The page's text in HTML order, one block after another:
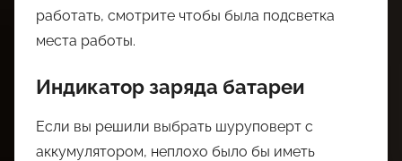
работать, смотрите чтобы была подсветка
места работы.
Индикатор заряда батареи
Если вы решили выбрать шуруповерт с
аккумулятором, неплохо было бы иметь